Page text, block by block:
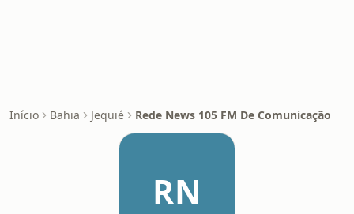
Início Bahia Jequié Rede News 105 FM De Comunicação
RN